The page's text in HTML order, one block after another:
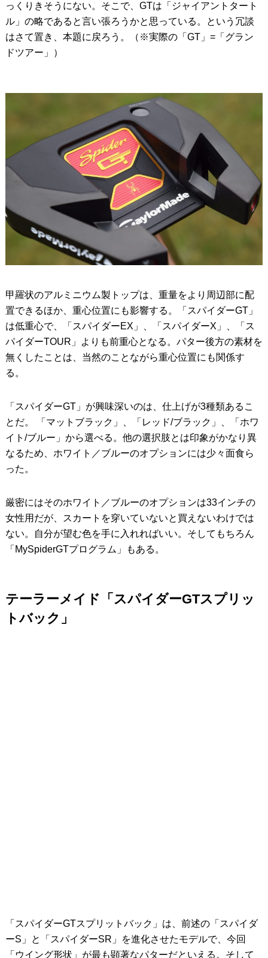
っくりきそうにない。そこで、GTは「ジャイアントタート
ル」の略であると言い張ろうかと思っている。という冗談
はさて置き、本題に戻ろう。（※実際の「GT」=「グラン
ドツアー」）
甲羅状のアルミニウム製トップは、重量をより周辺部に配
置できるほか、重心位置にも影響する。「スパイダーGT」
は低重心で、「スパイダーEX」、「スパイダーX」、「ス
パイダーTOUR」よりも前重心となる。パター後方の素材を
無くしたことは、当然のことながら重心位置にも関係す
る。
「スパイダーGT」が興味深いのは、仕上げが3種類あるこ
とだ。 「マットブラック」、「レッド/ブラック」、「ホワ
イト/ブルー」から選べる。他の選択肢とは印象がかなり異
なるため、ホワイト／ブルーのオプションには少々面食ら
った。
厳密にはそのホワイト／ブルーのオプションは33インチの
女性用だが、スカートを穿いていないと買えないわけでは
ない。自分が望む色を手に入れればいい。そしてもちろん
「MySpiderGTプログラム」もある。
テーラーメイド「スパイダーGTスプリッ
トバック」
「スパイダーGTスプリットバック」は、前述の「スパイダ
ーS」と「スパイダーSR」を進化させたモデルで、今回
「ウイング形状」が最も顕著なパターだといえる。そして